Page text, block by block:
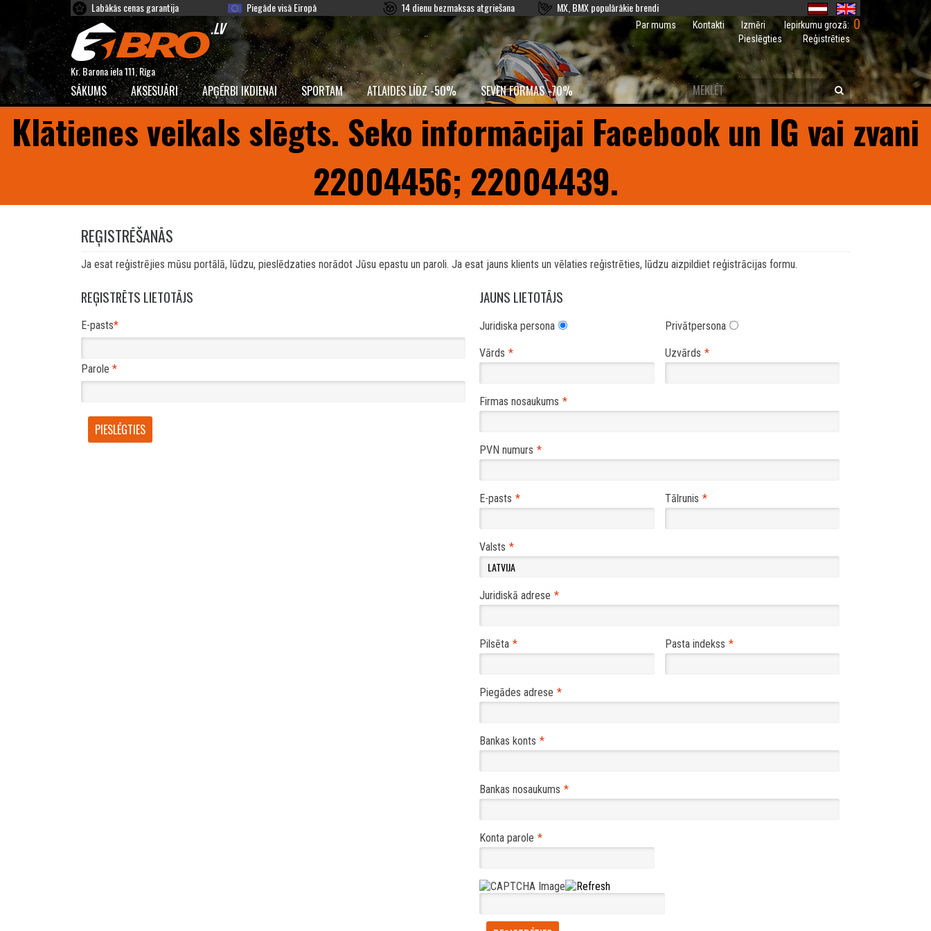
Labākās cenas garantija Piegāde visā Eiropā 14 dienu bezmaksas atgriešana MX, BMX populārākie brendi
Kr. Barona iela 111, Rīga
Iepirkumu grozā: 0
Par mums Kontakti
Izmēri
Pieslēgties
Reģistrēties
SĀKUMS AKSESUĀRI APĢĒRBI IKDIENAI SPORTAM ATLAIDES LĪDZ -50% SEVEN FORMAS -70%
Klātienes veikals slēgts. Seko informācijai Facebook un IG vai zvani
22004456; 22004439.
REĢISTRĒŠANĀS
Ja esat reģistrējies mūsu portālā, lūdzu, pieslēdzaties norādot Jūsu epastu un paroli. Ja esat jauns klients un vēlaties reģistrēties, lūdzu aizpildiet reģistrācijas formu.
REĢISTRĒTS LIETOTĀJS
E-pasts*
Parole *
PIESLĒGTIES
JAUNS LIETOTĀJS
Juridiska persona Privātpersona
Vārds Uzvārds
Firmas nosaukums
PVN numurs
E-pasts Tālrunis
Valsts
Juridiskā adrese
Pilsēta Pasta indekss
Piegādes adrese
Bankas konts
Bankas nosaukums
Konta parole